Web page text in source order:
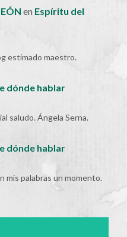
en Espíritu del
estimado maestro.
dónde hablar
saludo. Ángela Serna.
dónde hablar
mis palabras un momento.